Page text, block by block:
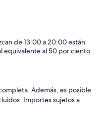
de 13:00 a 20:00 están
equivalente al 50 por ciento
Además, es posible
Importes sujetos a